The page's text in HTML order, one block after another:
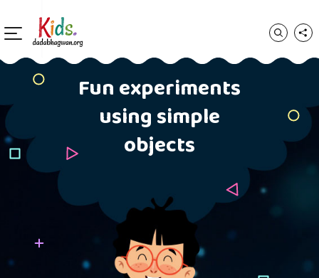
Fun experiments
using simple
objects